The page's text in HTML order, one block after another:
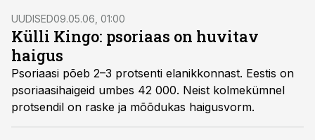
UUDISED09.05.06, 01:00
Külli Kingo: psoriaas on huvitav
haigus
Psoriaasi põeb 2–3 protsenti elanikkonnast. Eestis on
psoriaasihaigeid umbes 42 000. Neist kolmekümnel
protsendil on raske ja mõõdukas haigusvorm.